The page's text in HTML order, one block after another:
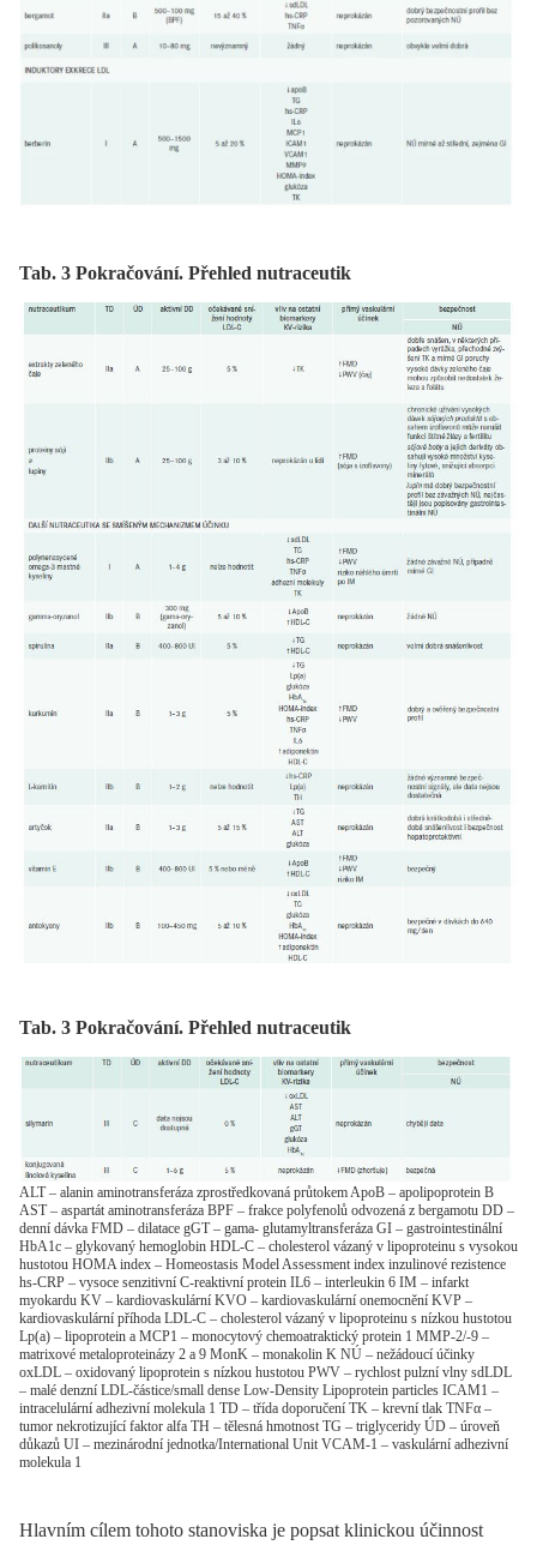
Tab. 3 Pokračování. Přehled nutraceutik
Tab. 3 Pokračování. Přehled nutraceutik
ALT – alanin aminotransferáza zprostředkovaná průtokem ApoB – apolipoprotein B
AST – aspartát aminotransferáza BPF – frakce polyfenolů odvozená z bergamotu DD –
denní dávka FMD – dilatace gGT – gama- glutamyltransferáza GI – gastrointestinální
HbA1c – glykovaný hemoglobin HDL-C – cholesterol vázaný v lipoproteinu s vysokou
hustotou HOMA index – Homeostasis Model Assessment index inzulinové rezistence
hs-CRP – vysoce senzitivní C-reaktivní protein IL6 – interleukin 6 IM – infarkt
myokardu KV – kardiovaskulární KVO – kardiovaskulární onemocnění KVP –
kardiovaskulární příhoda LDL-C – cholesterol vázaný v lipoproteinu s nízkou hustotou
Lp(a) – lipoprotein a MCP1 – monocytový chemoatraktický protein 1 MMP-2/-9 –
matrixové metaloproteinázy 2 a 9 MonK – monakolin K NÚ – nežádoucí účinky
oxLDL – oxidovaný lipoprotein s nízkou hustotou PWV – rychlost pulzní vlny sdLDL
– malé denzní LDL-částice/small dense Low-Density Lipoprotein particles ICAM1 –
intracelulární adhezivní molekula 1 TD – třída doporučení TK – krevní tlak TNFα –
tumor nekrotizující faktor alfa TH – tělesná hmotnost TG – triglyceridy ÚD – úroveň
důkazů UI – mezinárodní jednotka/International Unit VCAM-1 – vaskulární adhezivní
molekula 1
Hlavním cílem tohoto stanoviska je popsat klinickou účinnost